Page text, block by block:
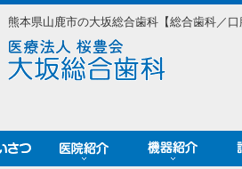
熊本県山鹿市の大坂総合歯科【総合歯科／